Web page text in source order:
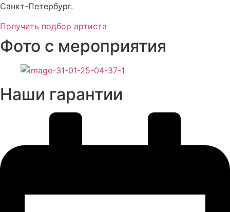
Санкт-Петербург.
Получить подбор артиста
Фото с мероприятия
Наши гарантии